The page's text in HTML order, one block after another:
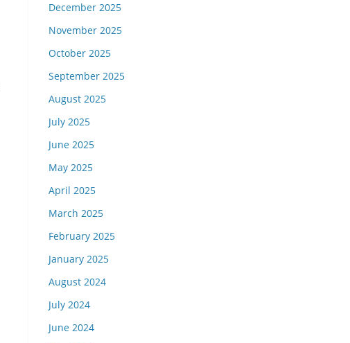
December 2025
November 2025
October 2025
September 2025
August 2025
July 2025
June 2025
May 2025
April 2025
March 2025
February 2025
January 2025
August 2024
July 2024
June 2024